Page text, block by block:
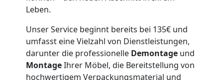
Leben.
Unser Service beginnt bereits bei 135€ und
umfasst eine Vielzahl von Dienstleistungen,
darunter die professionelle Demontage und
MontageIhrer Möbel, die Bereitstellung von
hochwertigem Verpackungsmaterial und
Möbeltaxi
Leonding
Kleintransport